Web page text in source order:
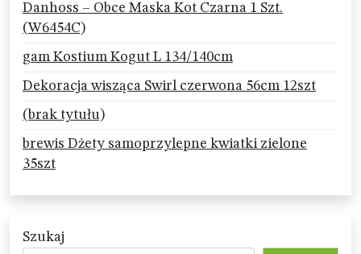
Danhoss – Obce Maska Kot Czarna 1 Szt.
(W6454C)
gam Kostium Kogut L 134/140cm
Dekoracja wisząca Swirl czerwona 56cm 12szt
(brak tytułu)
brewis Dżety samoprzylepne kwiatki zielone
35szt
Szukaj